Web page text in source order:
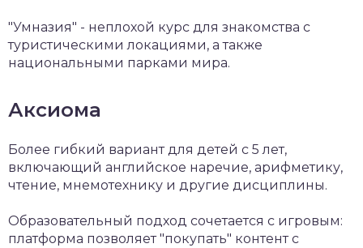
"Умназия" - неплохой курс для знакомства с
туристическими локациями, а также
национальными парками мира.
Аксиома
Более гибкий вариант для детей с 5 лет,
включающий английское наречие, арифметику,
чтение, мнемотехнику и другие дисциплины.
Образовательный подход сочетается с игровым:
платформа позволяет "покупать" контент с